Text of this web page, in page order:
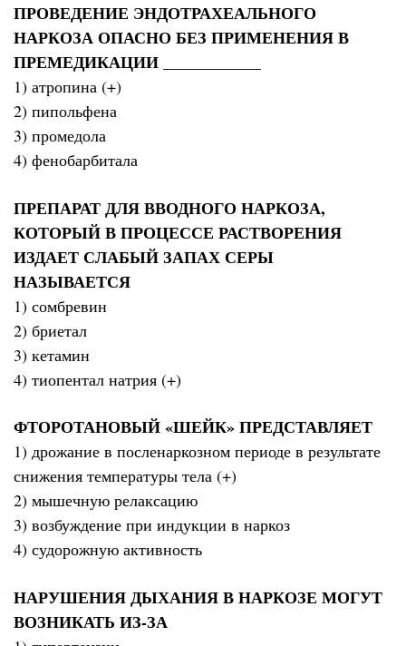
ПРОВЕДЕНИЕ ЭНДОТРАХЕАЛЬНОГО
НАРКОЗА ОПАСНО БЕЗ ПРИМЕНЕНИЯ В
ПРЕМЕДИКАЦИИ ____________
1) атропина (+)
2) пипольфена
3) промедола
4) фенобарбитала
ПРЕПАРАТ ДЛЯ ВВОДНОГО НАРКОЗА,
КОТОРЫЙ В ПРОЦЕССЕ РАСТВОРЕНИЯ
ИЗДАЕТ СЛАБЫЙ ЗАПАХ СЕРЫ
НАЗЫВАЕТСЯ
1) сомбревин
2) бриетал
3) кетамин
4) тиопентал натрия (+)
ФТОРОТАНОВЫЙ «ШЕЙК» ПРЕДСТАВЛЯЕТ
1) дрожание в посленаркозном периоде в результате
снижения температуры тела (+)
2) мышечную релаксацию
3) возбуждение при индукции в наркоз
4) судорожную активность
НАРУШЕНИЯ ДЫХАНИЯ В НАРКОЗЕ МОГУТ
ВОЗНИКАТЬ ИЗ-ЗА